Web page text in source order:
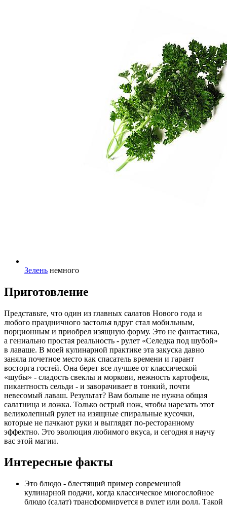
Зелень немного
Приготовление
Представьте, что один из главных салатов Нового года и
любого праздничного застолья вдруг стал мобильным,
порционным и приобрел изящную форму. Это не фантастика,
а гениально простая реальность - рулет «Селедка под шубой»
в лаваше. В моей кулинарной практике эта закуска давно
заняла почетное место как спасатель времени и гарант
восторга гостей. Она берет все лучшее от классической
«шубы» - сладость свеклы и моркови, нежность картофеля,
пикантность сельди - и заворачивает в тонкий, почти
невесомый лаваш. Результат? Вам больше не нужна общая
салатница и ложка. Только острый нож, чтобы нарезать этот
великолепный рулет на изящные спиральные кусочки,
которые не пачкают руки и выглядят по-ресторанному
эффектно. Это эволюция любимого вкуса, и сегодня я научу
вас этой магии.
Интересные факты
Это блюдо - блестящий пример современной
кулинарной подачи, когда классическое многослойное
блюдо (салат) трансформируется в рулет или ролл. Такой